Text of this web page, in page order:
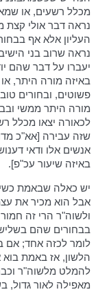
מכלל רשעים, או
נראה דבר אולי קצת
העליון אלא אף
נראה שרוב בני
יעברו על דבר שהם
באיזה מורה היתר,
פשוטים, ובחורים
מורה היתר ממשי
לכאורה יצאו מכלל
שזה עבירה [אא"כ
אנשים אלו ודאי
באיזה שיעור עכ"פ].
יש כאלה שבאמת
אבל הוא מכיר את
ולשוה"ר הרי זה
בבחורים שהם בשליש
לומר לכזה אחד; אם
הלשון, אז באמת בוא
להמלט מלשוה"ר
מאפילה לאור